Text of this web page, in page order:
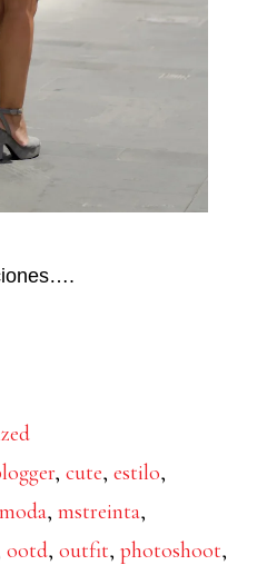
,cute,estilo,
moda,mstreinta,
ootd,outfit,photoshoot,